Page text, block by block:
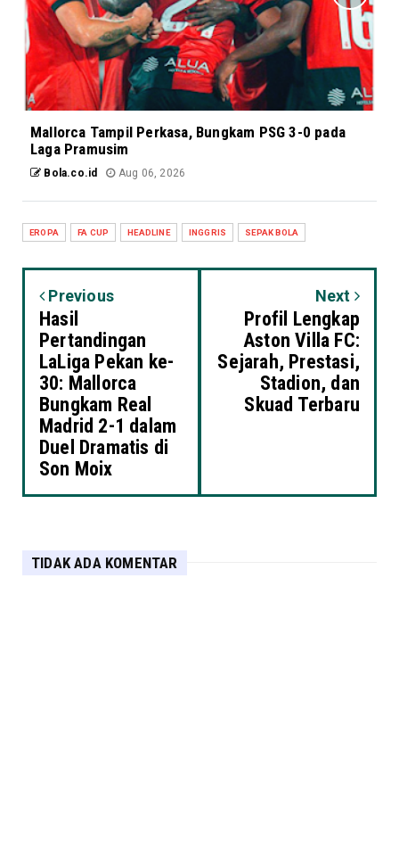
Mallorca Tampil Perkasa, Bungkam PSG 3-0 pada
Laga Pramusim
Bola.co.id Aug 06, 2026
EROPA FA CUP HEADLINE INGGRIS SEPAK BOLA
Previous
Hasil
Pertandingan
LaLiga Pekan ke-
30: Mallorca
Bungkam Real
Madrid 2-1 dalam
Duel Dramatis di
Son Moix
Next
Profil Lengkap
Aston Villa FC:
Sejarah, Prestasi,
Stadion, dan
Skuad Terbaru
TIDAK ADA KOMENTAR